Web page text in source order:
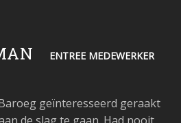
ENTREE MEDEWERKER
geïnteresseerd geraakt